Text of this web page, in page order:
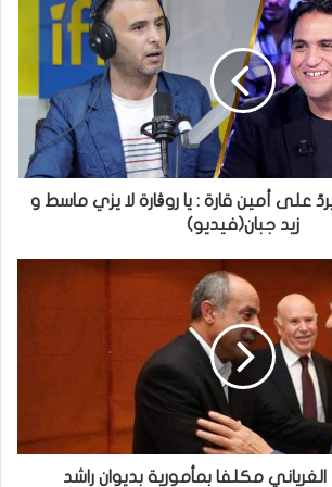
على أمين قارة : يا روڨارة لا يزي ماسط و
زيد جبان(فيديو)
مكلفا بمأمورية بديوان راشد